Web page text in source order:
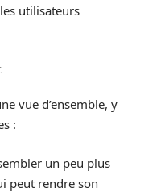
utilisateurs
vue d’ensemble, y
:
un peu plus
peut rendre son